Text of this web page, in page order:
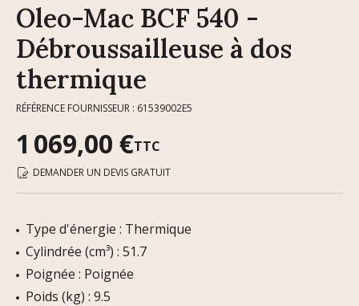
Oleo-Mac BCF 540 -
Débroussailleuse à dos
thermique
RÉFÉRENCE FOURNISSEUR : 61539002E5
1 069,00 €TTC
DEMANDER UN DEVIS GRATUIT
Type d'énergie : Thermique
Cylindrée (cm³) : 51.7
Poignée : Poignée
Poids (kg) : 9.5